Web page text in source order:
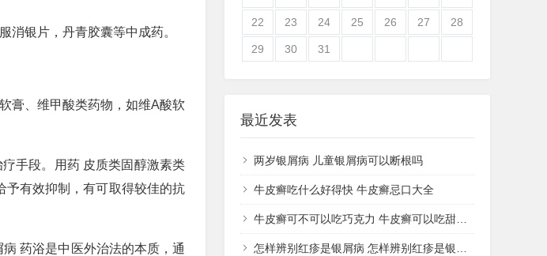
消银片，丹青胶囊等中成药。
膏、维甲酸类药物，如维A酸软
手段。用药 皮质类固醇激素类
予有效抑制，有可取得较佳的抗
药浴是中医外治法的本质，通
22 23 24 25 26 27 28
29 30 31
最近发表
两岁银屑病 儿童银屑病可以断根吗
牛皮癣吃什么好得快 牛皮癣忌口大全
牛皮癣可不可以吃巧克力 牛皮癣可以吃甜品吗
怎样辨别红疹是银屑病 怎样辨别红疹是银屑病还是湿疹